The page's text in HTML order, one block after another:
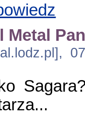
Metal